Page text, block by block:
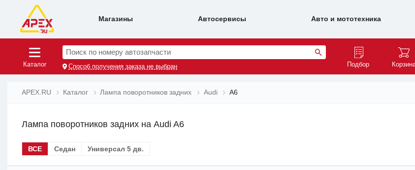
Магазины Автосервисы Авто и мототехника
Каталог
Поиск по номеру автозапчасти
Способ получения заказа не выбран Подбор
APEX.RU Каталог Лампа поворотников задних Audi A6
Лампа поворотников задних на Audi A6
ВСЕ Седан Универсал 5 дв.